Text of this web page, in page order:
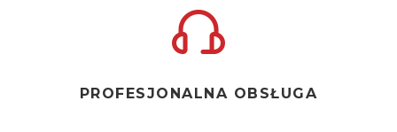
PROFESJONALNA OBSŁUGA